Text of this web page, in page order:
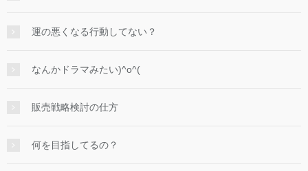
運の悪くなる行動してない？
なんかドラマみたい)^o^(
販売戦略検討の仕方
何を目指してるの？